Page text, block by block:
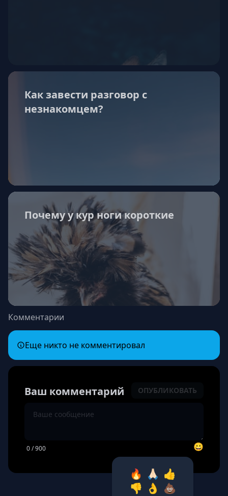
Как завести разговор с
незнакомцем?
Почему у кур ноги короткие
Комментарии
Еще никто не комментировал
Ваш комментарий ОПУБЛИКОВАТЬ
0/ 900 😀
🔥 🙏🏻 👍
👎 👌 💩